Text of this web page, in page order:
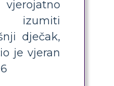
dječak,
je vjeran